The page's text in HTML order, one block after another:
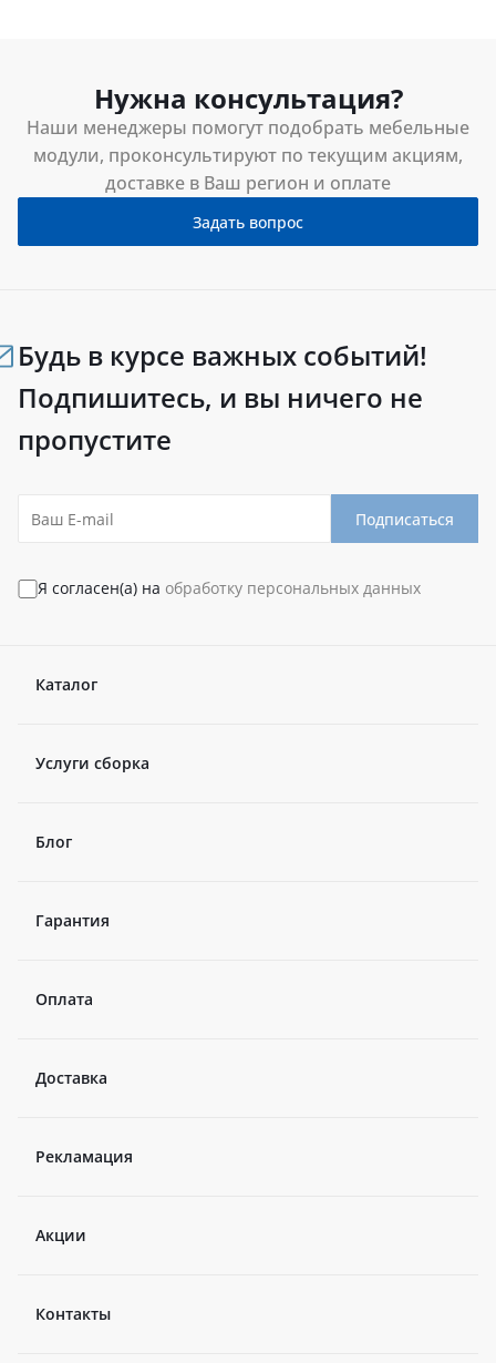
Нужна консультация?
Наши менеджеры помогут подобрать мебельные
модули, проконсультируют по текущим акциям,
доставке в Ваш регион и оплате
Задать вопрос
Будь в курсе важных событий!
Подпишитесь, и вы ничего не
пропустите
Подписаться
Я согласен(а) на обработку персональных данных
Каталог
Услуги сборка
Блог
Гарантия
Оплата
Доставка
Рекламация
Акции
Контакты